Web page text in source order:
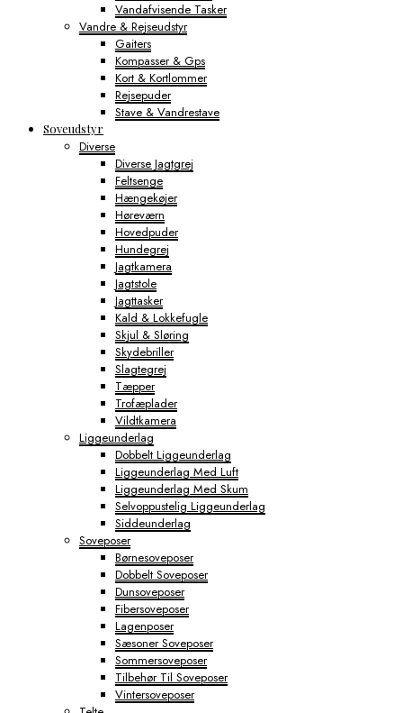
Vandafvisende Tasker
Vandre & Rejseudstyr
Gaiters
Kompasser & Gps
Kort & Kortlommer
Rejsepuder
Stave & Vandrestave
Soveudstyr
Diverse
Diverse Jagtgrej
Feltsenge
Hængekøjer
Høreværn
Hovedpuder
Hundegrej
Jagtkamera
Jagtstole
Jagttasker
Kald & Lokkefugle
Skjul & Sløring
Skydebriller
Slagtegrej
Tæpper
Trofæplader
Vildtkamera
Liggeunderlag
Dobbelt Liggeunderlag
Liggeunderlag Med Luft
Liggeunderlag Med Skum
Selvoppustelig Liggeunderlag
Siddeunderlag
Soveposer
Børnesoveposer
Dobbelt Soveposer
Dunsoveposer
Fibersoveposer
Lagenposer
Sæsoner Soveposer
Sommersoveposer
Tilbehør Til Soveposer
Vintersoveposer